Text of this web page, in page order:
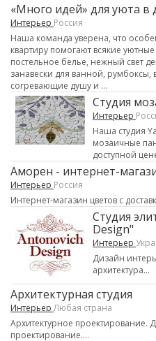
«Много идей» для уюта в
Интерьер Россия
Наша команда уверена, что
квартиру помогают всякие
постельное белье, нежный свет
занавески для ванной,
согревающие душу и ...
Студия
Интерьер
Наша студия
мозаичные
доступной
Аморен - интернет-
Интерьер Россия
Интернет-магазин цветов с
Студия
Design"
Интерьер
Дизайн
архитектура...
Архитектурная студия
ИнтерьерЛюбая страна
Архитектурное
проектирование....